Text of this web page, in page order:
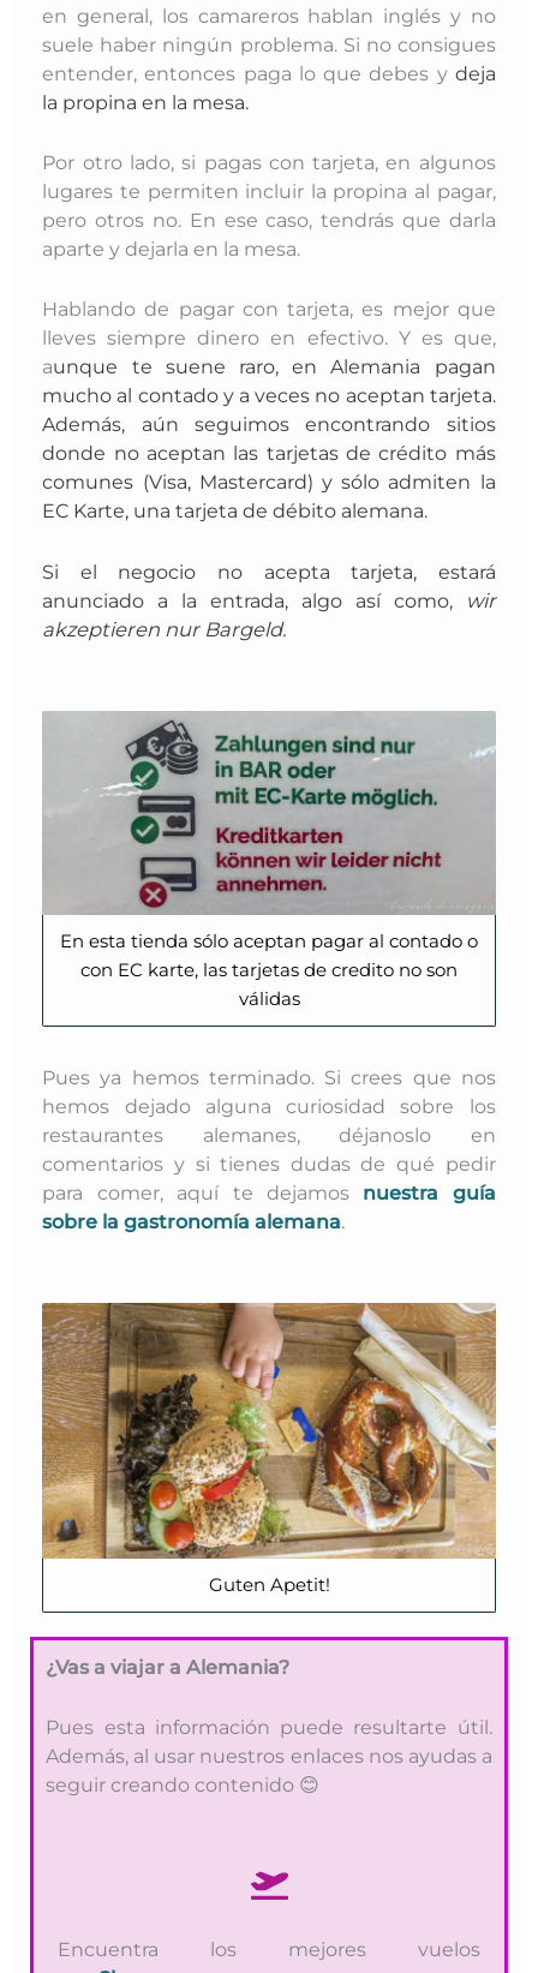
en general, los camareros hablan inglés y no
suele haber ningún problema. Si no consigues
entender, entonces paga lo que debes ydeja
la propina en la mesa.
Por otro lado, si pagas con tarjeta, en algunos
lugares te permiten incluir la propina al pagar,
pero otros no. En ese caso, tendrás que darla
aparte y dejarla en la mesa.
Hablando de pagar con tarjeta, es mejor que
lleves siempre dinero en efectivo. Y es que,
aunque te suene raro, en Alemania pagan
mucho al contado y a veces no aceptan tarjeta.
Además, aún seguimos encontrando sitios
donde no aceptan las tarjetas de crédito más
comunes (Visa, Mastercard) y sólo admiten la
EC Karte, una tarjeta de débito alemana.
Si el negocio no acepta tarjeta, estará
anunciado a la entrada, algo así como,
wir
akzeptieren nur Bargeld.
En esta tienda sólo aceptan pagar al contado o
con EC karte, las tarjetas de credito no son
válidas
Pues ya hemos terminado. Si crees que nos
hemos dejado alguna curiosidad sobre los
restaurantes alemanes, déjanoslo en
comentarios y si tienes dudas de qué pedir
para comer, aquí te dejamos nuestra guía
sobre la gastronomía alemana.
Guten Apetit!
¿Vas a viajar a Alemania?
Pues esta información puede resultarte útil.
Además, al usar nuestros enlaces nos ayudas a
seguir creando contenido 😊
Encuentra los mejores vuelos